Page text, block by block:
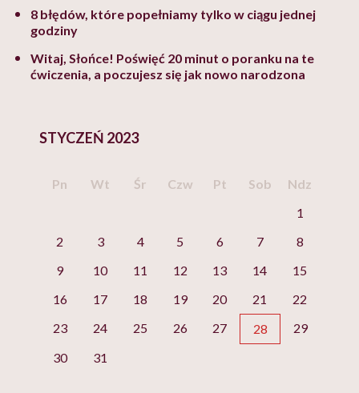
8 błędów, które popełniamy tylko w ciągu jednej
godziny
Witaj, Słońce! Poświęć 20 minut o poranku na te
ćwiczenia, a poczujesz się jak nowo narodzona
STYCZEŃ 2023
Pn Wt Śr Czw Pt Sob
Ndz
1
2
3 4 5 6 7
8
9
10 11 12 13 14
15
16
17 18 19 20 21
22
23
24 25 26 27 28
29
30
31